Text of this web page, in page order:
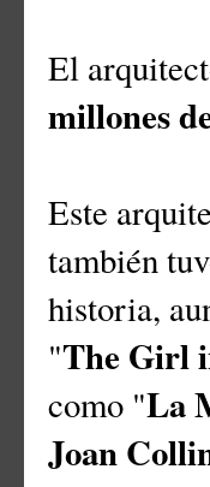
El
millones
Este
también
historia,
"The Girl
como "La
Joan